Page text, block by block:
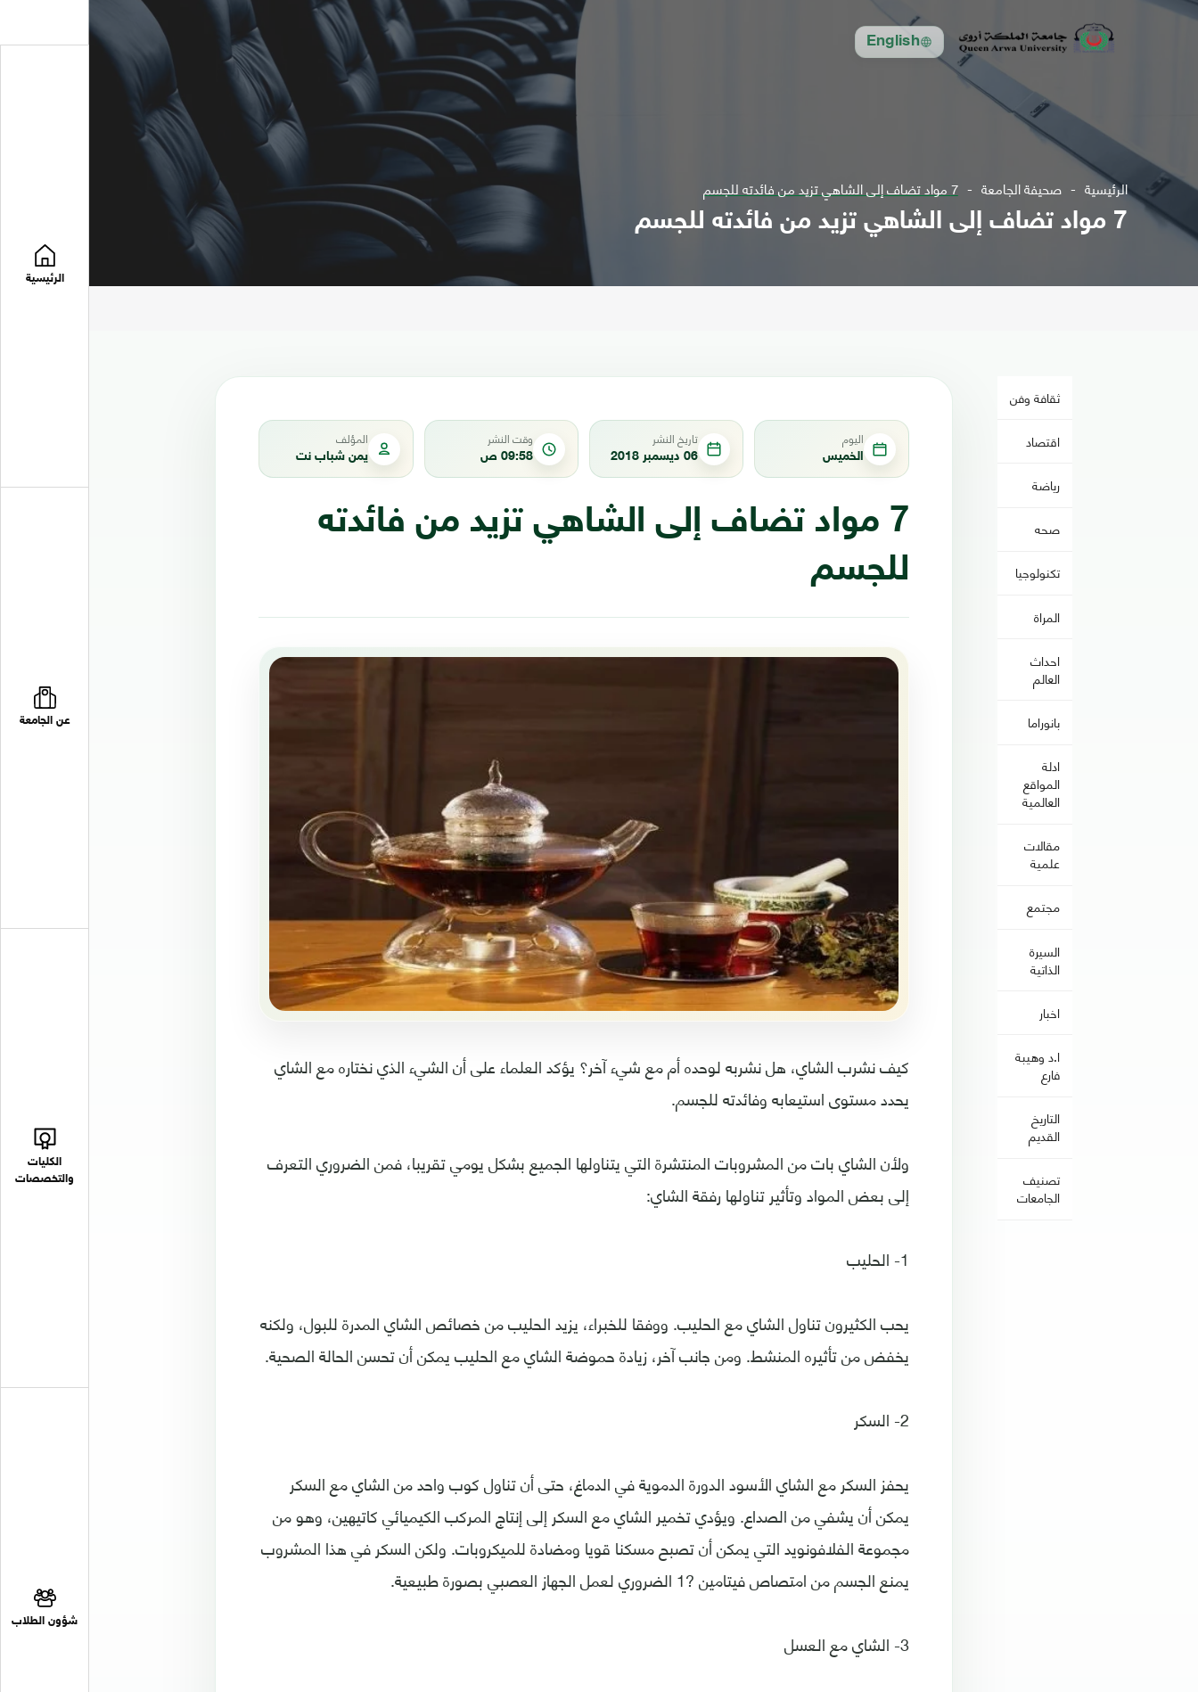
English
الرئيسية
عن الجامعة
الكليات
والتخصصات
شؤون الطلاب
الرئيسية صحيفة الجامعة 7 مواد تضاف إلى الشاهي تزيد من فائدته للجسم
7 مواد تضاف إلى الشاهي تزيد من فائدته للجسم
ثقافة وفن
اقتصاد
رياضة
صحه
تكنولوجيا
المراة
احداث
العالم
بانوراما
ادلة
المواقع
العالمية
مقالات
علمية
مجتمع
السيرة
الذاتية
اخبار
ا.د وهيبة
فارع
التاريخ
القديم
تصنيف
الجامعات
اليوم
الخميس
تاريخ النشر
06 ديسمبر 2018
وقت النشر
09:58 ص
المؤلف
يمن شباب نت
7 مواد تضاف إلى الشاهي تزيد من فائدته
للجسم
كيف نشرب الشاي، هل نشربه لوحده أم مع شيء آخر؟ يؤكد العلماء على أن الشيء الذي نختاره مع الشاي
يحدد مستوى استيعابه وفائدته للجسم.
ولأن الشاي بات من المشروبات المنتشرة التي يتناولها الجميع بشكل يومي تقريبا، فمن الضروري التعرف
إلى بعض المواد وتأثير تناولها رفقة الشاي:
1- الحليب
يحب الكثيرون تناول الشاي مع الحليب. ووفقا للخبراء، يزيد الحليب من خصائص الشاي المدرة للبول، ولكنه
يخفض من تأثيره المنشط. ومن جانب آخر، زيادة حموضة الشاي مع الحليب يمكن أن تحسن الحالة الصحية.
2- السكر
يحفز السكر مع الشاي الأسود الدورة الدموية في الدماغ، حتى أن تناول كوب واحد من الشاي مع السكر
يمكن أن يشفي من الصداع. ويؤدي تخمير الشاي مع السكر إلى إنتاج المركب الكيميائي كاتيهين، وهو من
مجموعة الفلافونويد التي يمكن أن تصبح مسكنا قويا ومضادة للميكروبات. ولكن السكر في هذا المشروب
يمنع الجسم من امتصاص فيتامين ?1 الضروري لعمل الجهاز العصبي بصورة طبيعية.
3- الشاي مع العسل